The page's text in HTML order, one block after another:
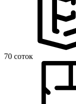
70 соток